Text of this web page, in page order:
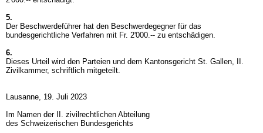
5.
Der Beschwerdeführer hat den Beschwerdegegner für das
bundesgerichtliche Verfahren mit Fr. 2'000.-- zu entschädigen.
6.
Dieses Urteil wird den Parteien und dem Kantonsgericht St. Gallen, II.
Zivilkammer, schriftlich mitgeteilt.
Lausanne, 19. Juli 2023
Im Namen der II. zivilrechtlichen Abteilung
des Schweizerischen Bundesgerichts